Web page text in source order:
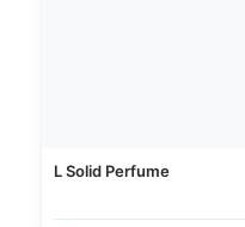
L Solid Perfume